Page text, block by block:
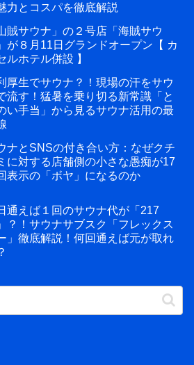
力とコスパを徹底解説
賊サウナ」の２号店「海賊サウ
が８月11日グランドオープン【 カ
ルホテル併設 】
厚生でサウナ？！現場の汗をサウ
流す！猛暑を乗り切る新常識「と
い手当」から見るサウナ活用の最
ナとSNSの付き合い方：なぜクチ
に対する店舗側の小さな愚痴が17
表示の「ボヤ」になるのか
通えば１回のサウナ代が「217
？！サウナサブスク「フレックス
」徹底解説！何回通えば元が取れ